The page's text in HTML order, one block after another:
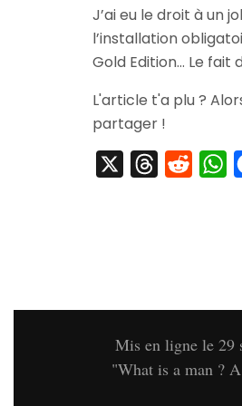
Ps3
Full…
J’ai eu le droit à un
l’installation
Gold Edition… Le fait
L'article t'a plu ?
partager !
ThreadsReddit
Mis en ligne le 29
"What is a man ?